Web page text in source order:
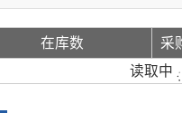
在库数
采
读取中